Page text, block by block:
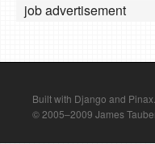
job advertisement
Built with Django and Pinax.
© 2005–2009 James